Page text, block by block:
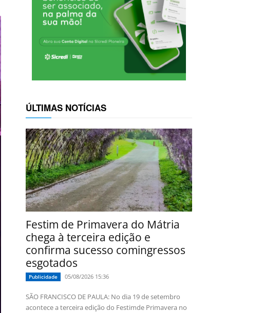
ÚLTIMAS NOTÍCIAS
Festim de Primavera do Mátria
chega à terceira edição e
confirma sucesso comingressos
esgotados
Publicidade 05/08/2026 15:36
SÃO FRANCISCO DE PAULA: No dia 19 de setembro
acontece a terceira edição do Festimde Primavera no